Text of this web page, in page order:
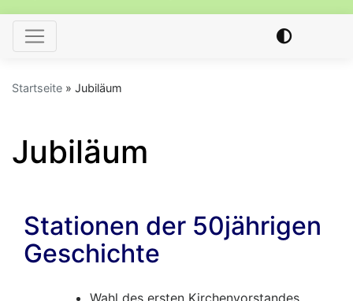
Hauptnavigation
Startseite Jubiläum
Jubiläum
Stationen der 50jährigen
Geschichte
Wahl des ersten Kirchenvorstandes